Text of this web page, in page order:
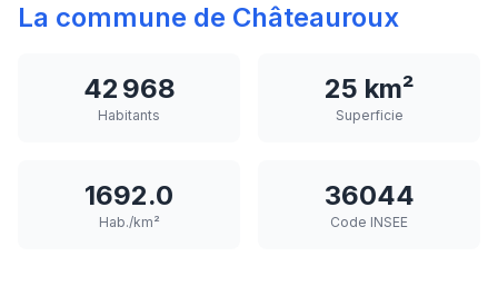
La commune de Châteauroux
42 968
Habitants
25 km²
Superficie
1692.0
Hab./km²
36044
Code INSEE